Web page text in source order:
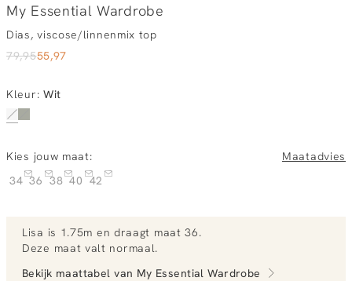
My Essential Wardrobe
Dias, viscose/linnenmix top
79,9555,97
Kleur: Wit
Kies jouw maat:
Maatadvies
34 36 38 40 42
Lisa is 1.75m en draagt maat 36.
Deze maat valt normaal.
Bekijk maattabel van My Essential Wardrobe